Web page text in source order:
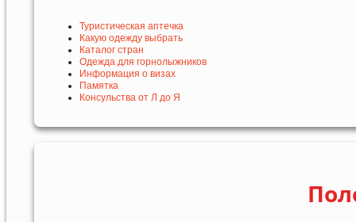
Туристическая аптечка
Какую одежду выбрать
Каталог стран
Одежда для горнолыжников
Информация о визах
Памятка
Консульства от Л до Я